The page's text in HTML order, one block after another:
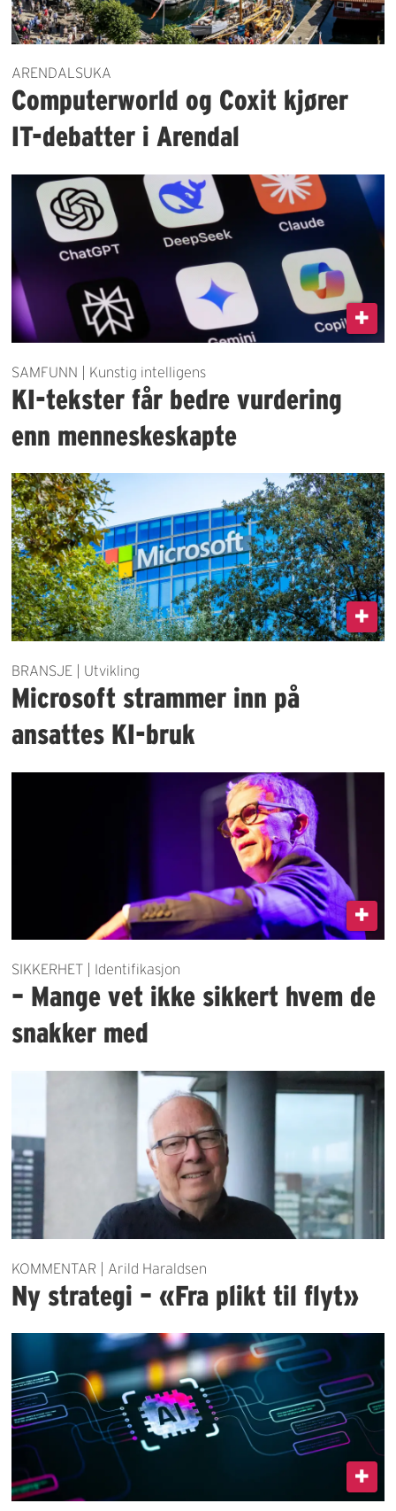
ARENDALSUKA
Computerworld og Coxit kjører
IT-debatter i Arendal
SAMFUNN | Kunstig intelligens
KI-tekster får bedre vurdering
enn menneskeskapte
BRANSJE | Utvikling
Microsoft strammer inn på
ansattes KI-bruk
SIKKERHET | Identifikasjon
– Mange vet ikke sikkert hvem de
snakker med
KOMMENTAR | Arild Haraldsen
Ny strategi – «Fra plikt til flyt»